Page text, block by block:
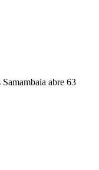
abre 63